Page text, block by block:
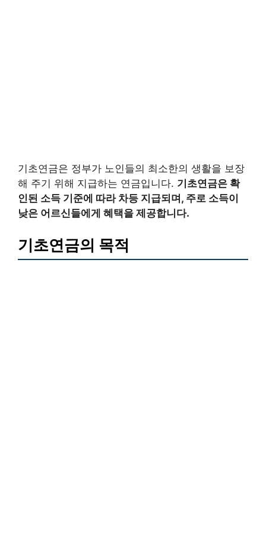
기초연금은 정부가 노인들의 최소한의 생활을 보장
해 주기 위해 지급하는 연금입니다. 기초연금은 확
인된 소득 기준에 따라 차등 지급되며, 주로 소득이
낮은 어르신들에게 혜택을 제공합니다.
기초연금의 목적